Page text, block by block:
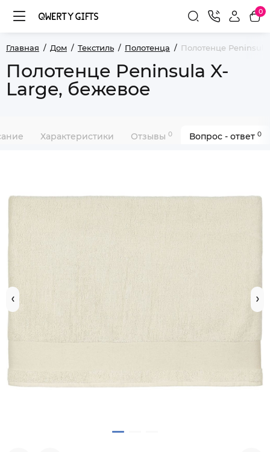
0
Главная Дом Текстиль Полотенца Полотенце
Полотенце Peninsula X-
Large, бежевое
Характеристики Отзывы 0 Вопрос - ответ 0